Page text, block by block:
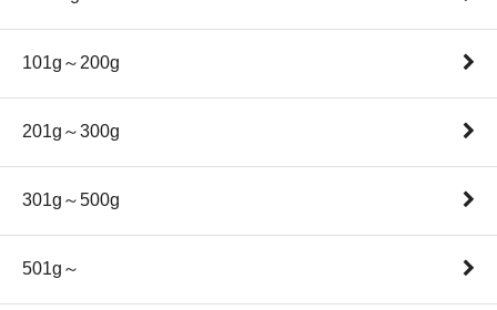
101g～200g
201g～300g
301g～500g
501g～